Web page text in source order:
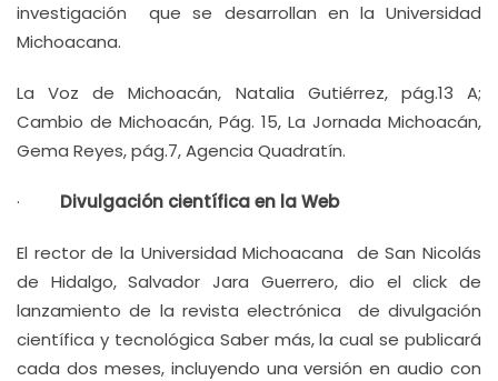
investigación que se desarrollan en la Universidad
Michoacana.
La Voz de Michoacán, Natalia Gutiérrez, pág.13 A;
Cambio de Michoacán, Pág. 15, La Jornada Michoacán,
Gema Reyes, pág.7, Agencia Quadratín.
· Divulgación científica en la Web
El rector de la Universidad Michoacana de San Nicolás
de Hidalgo, Salvador Jara Guerrero, dio el click de
lanzamiento de la revista electrónica de divulgación
científica y tecnológica Saber más, la cual se publicará
cada dos meses, incluyendo una versión en audio con